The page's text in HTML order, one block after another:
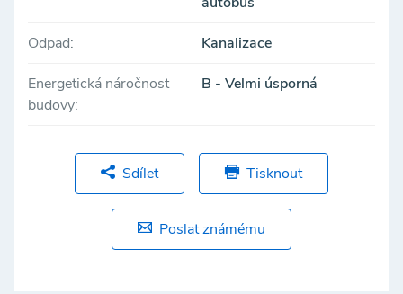
Odpad: Kanalizace
Energetická náročnost
budovy:
B - Velmi úsporná
Sdílet Tisknout
Poslat známému